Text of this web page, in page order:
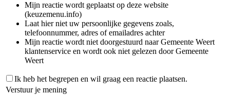
Mijn reactie wordt geplaatst op deze website
(keuzemenu.info)
Laat hier niet uw persoonlijke gegevens zoals,
telefoonnummer, adres of emailadres achter
Mijn reactie wordt niet doorgestuurd naar Gemeente Weert
klantenservice en wordt ook niet gelezen door Gemeente
Weert
Ik heb het begrepen en wil graag een reactie plaatsen.
Verstuur je mening